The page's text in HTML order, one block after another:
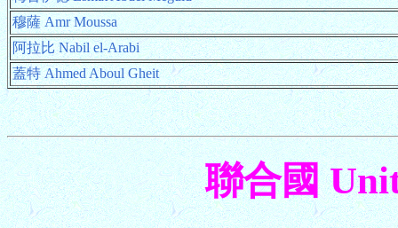
穆薩 Amr Moussa
阿拉比 Nabil el-Arabi
蓋特 Ahmed Aboul Gheit
聯合國